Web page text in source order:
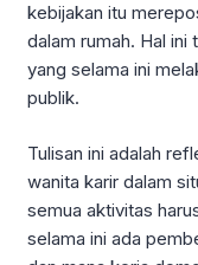
kebijakan itu
dalam rumah. Hal
yang selama ini
publik.
Tulisan ini adalah
wanita karir dalam
semua aktivitas
selama ini ada